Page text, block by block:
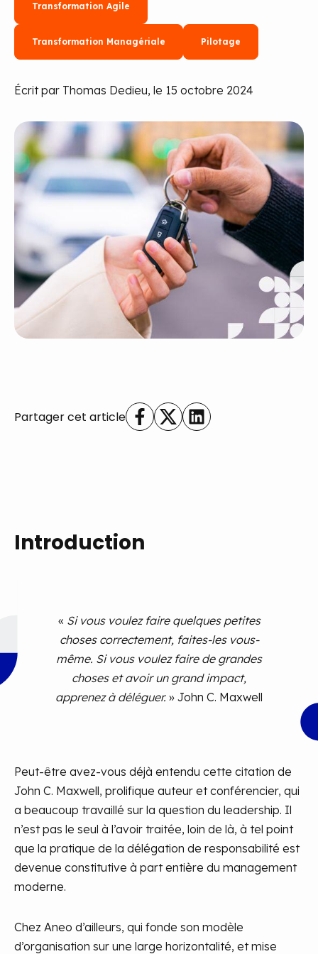
Transformation Agile
Transformation Managériale Pilotage
Écrit par Thomas Dedieu, le 15 octobre 2024
Partager cet article
Introduction
« Si vous voulez faire quelques petites
choses correctement, faites-les vous-
même. Si vous voulez faire de grandes
choses et avoir un grand impact,
apprenez à déléguer. » John C. Maxwell
Peut-être avez-vous déjà entendu cette citation de
John C. Maxwell, prolifique auteur et conférencier, qui
a beaucoup travaillé sur la question du leadership. Il
n’est pas le seul à l’avoir traitée, loin de là, à tel point
que la pratique de la délégation de responsabilité est
devenue constitutive à part entière du management
moderne.
Chez Aneo d’ailleurs, qui fonde son modèle
d’organisation sur une large horizontalité, et mise